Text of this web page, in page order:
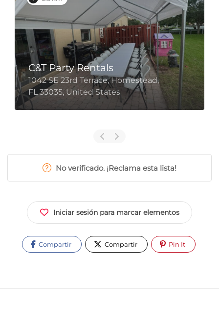
C&T Party Rentals
1042 SE 23rd Terrace, Homestead,
FL 33035, United States
No verificado. ¡Reclama esta lista!
Iniciar sesión para marcar elementos
Compartir Compartir Pin It